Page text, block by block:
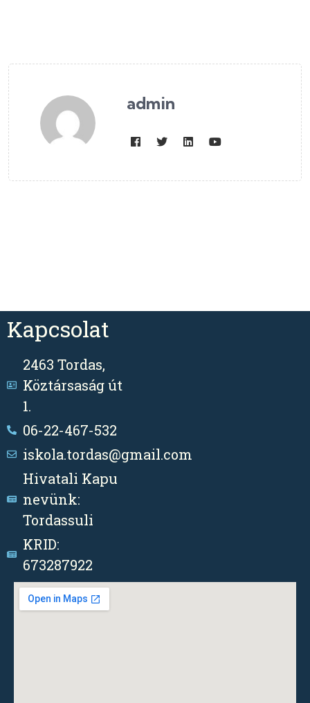
admin
Kapcsolat
2463 Tordas,
Köztársaság út
1.
06-22-467-532
iskola.tordas@gmail.com
Hivatali Kapu
nevünk:
Tordassuli
KRID:
673287922